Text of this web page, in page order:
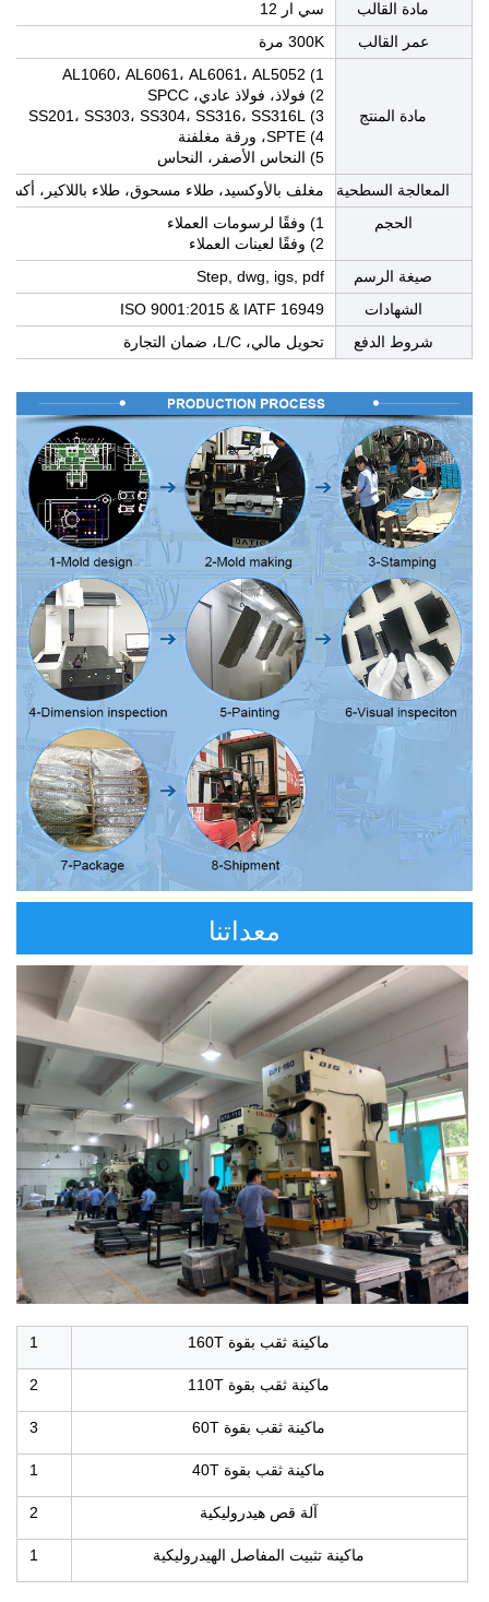
مادة القالب
سي ار 12
عمر القالب
300K مرة
مادة المنتج
المعالجة السطحية
مغلف بالأوكسيد، طلاء مسحوق، طلاء باللاكير، أكسيد
الحجم
صيغة الرسم
Step, dwg, igs, pdf
الشهادات
ISO 9001:2015 & IATF 16949
شروط الدفع
تحويل مالي، L/C، ضمان التجارة
معداتنا
ماكينة ثقب بقوة 160T
ماكينة ثقب بقوة 110T
ماكينة ثقب بقوة 60T
ماكينة ثقب بقوة 40T
آلة قص هيدروليكية
ماكينة تثبيت المفاصل الهيدروليكية